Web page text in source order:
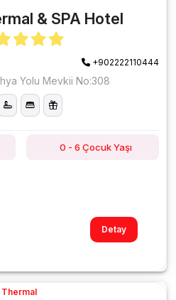
& SPA Hotel
+902222110444
Yolu Mevkii No:308
0 - 6 Çocuk Yaşı
Detay